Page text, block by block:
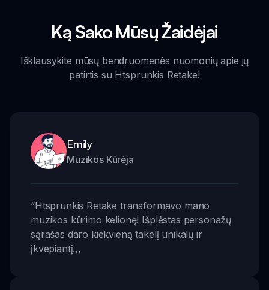
Ką Sako Mūsų Žaidėjai
Išklausykite mūsų bendruomenės nuomonių apie jų
patirtis su Htsprunkis Retake!
Emily
Muzikos Kūrėja
“Htsprunkis Retake transformavo mano
muzikos kūrimo kelionę! Išplėstas personažų
sąrašas daro kiekvieną takelį unikalų ir
įkvepiantį.,,